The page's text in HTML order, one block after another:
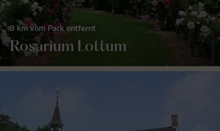
Rosarium Lottum
3 km vom Park entfernt